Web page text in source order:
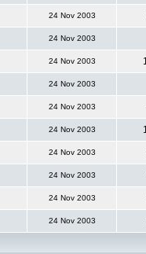
24 Nov 2003
24 Nov 2003
24 Nov 2003
24 Nov 2003
24 Nov 2003
24 Nov 2003
24 Nov 2003
24 Nov 2003
24 Nov 2003
24 Nov 2003